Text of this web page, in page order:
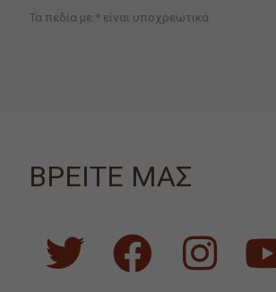
Τα πεδία με * είναι υποχρεωτικά
ΒΡΕΙΤΕ ΜΑΣ